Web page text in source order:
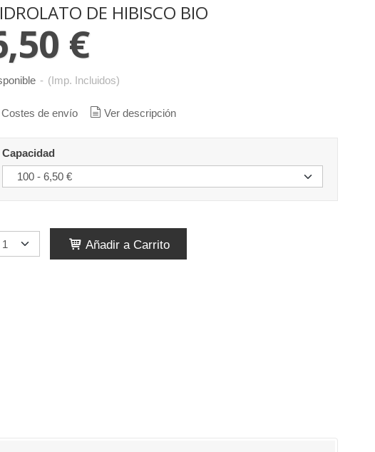
DE HIBISCO BIO
€
- (Imp. Incluidos)
Costes de envío Ver descripción
Capacidad
Añadir a Carrito